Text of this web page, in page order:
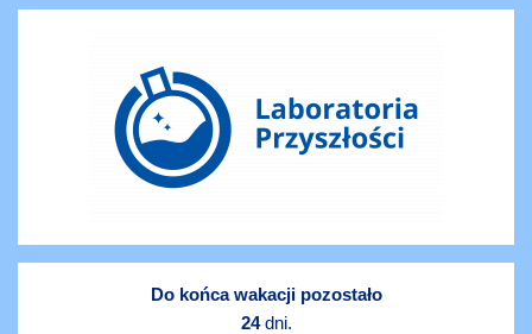
Do końca wakacji pozostało
24dni.